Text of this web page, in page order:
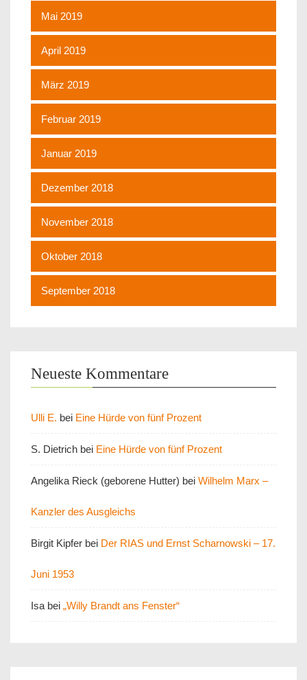
Mai 2019
April 2019
März 2019
Februar 2019
Januar 2019
Dezember 2018
November 2018
Oktober 2018
September 2018
Neueste Kommentare
Ulli E. bei Eine Hürde von fünf Prozent
S. Dietrich bei Eine Hürde von fünf Prozent
Angelika Rieck (geborene Hutter) bei Wilhelm Marx –
Kanzler des Ausgleichs
Birgit Kipfer bei Der RIAS und Ernst Scharnowski – 17.
Juni 1953
Isabei „Willy Brandt ans Fenster“